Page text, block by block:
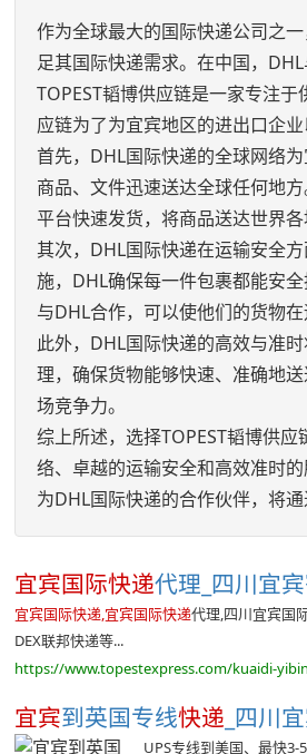
作为全球最大的国际快递公司之
足其国际快递需求。在中国，
TOPEST韬博供应链是一家专注
应链为了为宜宾地区的进出口企
首先，DHL国际快递的全球网络
商品、文件迅速送达全球任何地
平台快速发货，将商品送达世界
其次，DHL国际快递在运输安全
施，DHL确保每一件包裹都能安
与DHL合作，可以使他们的货物
此外，DHL国际快递的高效与准
理，确保货物能够快速、准确地
场竞争力。
综上所述，选择TOPEST韬博供
络、卓越的运输安全和高效准时
为DHL国际快递的合作伙伴，将
宜宾国际快递代理_四川宜
宜宾国际快递,宜宾国际快递代理,四川宜宾国
DEX联邦快递等...
https://www.topestexpress.com/kuaidi-
宜宾到英国专线快递 _四川
UPS专线到美国、最快